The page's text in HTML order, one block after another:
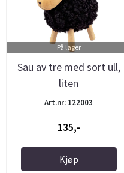
På lager
Sau av tre med sort ull,
liten
Art.nr: 122003
135,-
Kjøp